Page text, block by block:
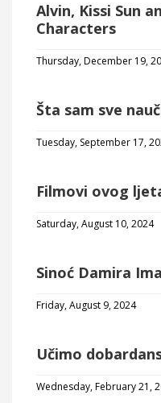
Alvin, Kissi Sun
Characters
Thursday, December 19,
Šta sam sve
Tuesday, September 17,
Filmovi ovog
Saturday, August 10, 2024
Sinoć Damira
Friday, August 9, 2024
Učimo
Wednesday, February 21,